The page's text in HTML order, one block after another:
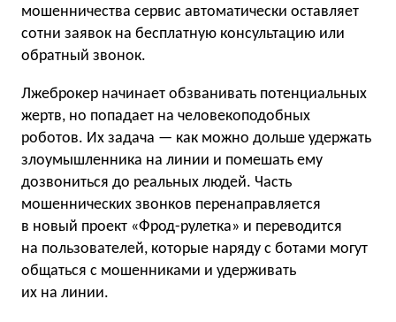
мошенничества сервис автоматически оставляет
сотни заявок на бесплатную консультацию или
обратный звонок.
Лжеброкер начинает обзванивать потенциальных
жертв, но попадает на человекоподобных
роботов. Их задача — как можно дольше удержать
злоумышленника на линии и помешать ему
дозвониться до реальных людей. Часть
мошеннических звонков перенаправляется
в новый проект «Фрод-рулетка» и переводится
на пользователей, которые наряду с ботами могут
общаться с мошенниками и удерживать
их на линии.